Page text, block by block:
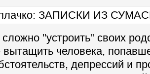
"устроить" своих
человека,
депрессий и